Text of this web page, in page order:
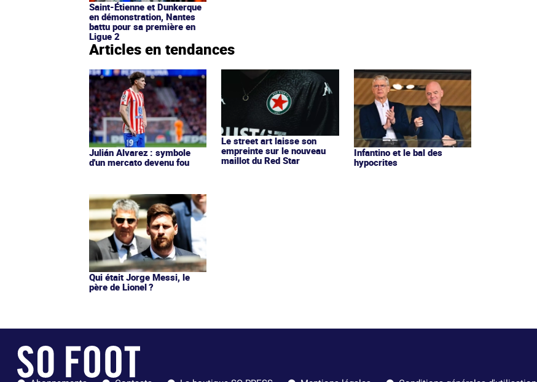
Saint-Étienne et Dunkerque
en démonstration, Nantes
battu pour sa première en
Ligue 2
Articles en tendances
Julián Alvarez : symbole
d'un mercato devenu fou
Le street art laisse son
empreinte sur le nouveau
maillot du Red Star
Infantino et le bal des
hypocrites
Qui était Jorge Messi, le
père de Lionel ?